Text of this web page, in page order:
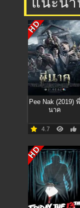
HD
Pee Nak (2019) พี่
นาค
4.7
HD